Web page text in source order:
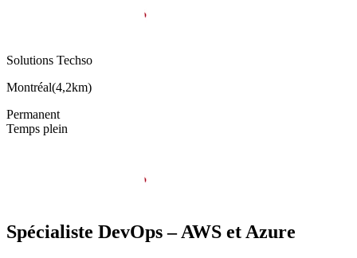
Solutions Techso
Montréal(4,2km)
Permanent
Temps plein
Spécialiste DevOps – AWS et Azure